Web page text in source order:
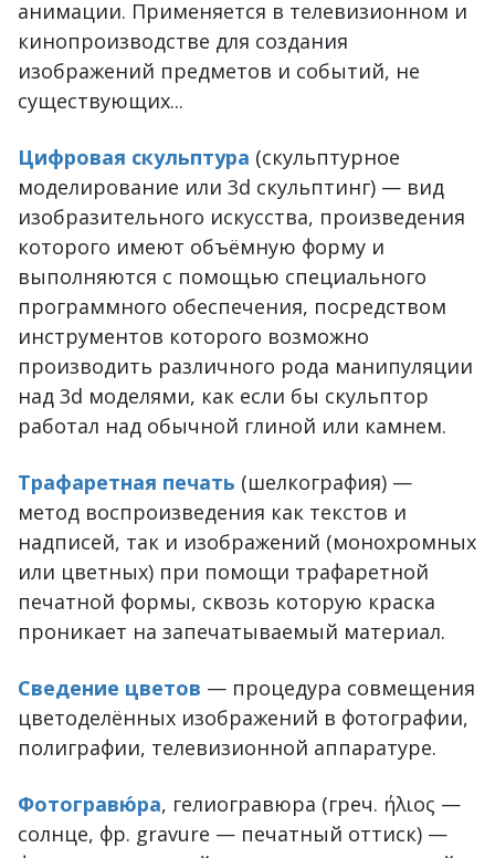
анимации. Применяется в телевизионном и
кинопроизводстве для создания
изображений предметов и событий, не
существующих...
Цифровая скульптура (скульптурное
моделирование или 3d скульптинг) — вид
изобразительного искусства, произведения
которого имеют объёмную форму и
выполняются с помощью специального
программного обеспечения, посредством
инструментов которого возможно
производить различного рода манипуляции
над 3d моделями, как если бы скульптор
работал над обычной глиной или камнем.
Трафаретная печать (шелкография) —
метод воспроизведения как текстов и
надписей, так и изображений (монохромных
или цветных) при помощи трафаретной
печатной формы, сквозь которую краска
проникает на запечатываемый материал.
Сведение цветов — процедура совмещения
цветоделённых изображений в фотографии,
полиграфии, телевизионной аппаратуре.
Фотогравю́ра, гелиогравюра (греч. ήλιος —
солнце, фр. gravure — печатный оттиск) —